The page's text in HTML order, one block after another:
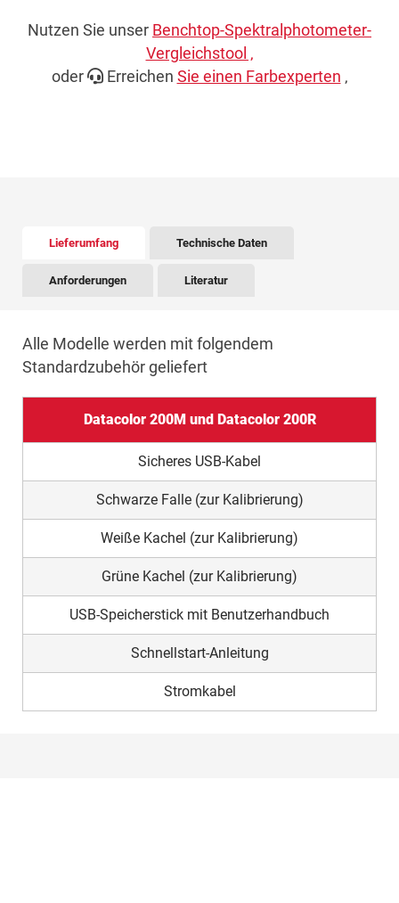
Nutzen Sie unser Benchtop-Spektralphotometer-
Vergleichstool ‚
oder
Erreichen Sie einen Farbexperten ‚
Lieferumfang Technische Daten
Anforderungen Literatur
Alle Modelle werden mit folgendem
Standardzubehör geliefert
Datacolor 200M und Datacolor 200R
Sicheres USB-Kabel
Schwarze Falle (zur Kalibrierung)
Weiße Kachel (zur Kalibrierung)
Grüne Kachel (zur Kalibrierung)
USB-Speicherstick mit Benutzerhandbuch
Schnellstart-Anleitung
Stromkabel